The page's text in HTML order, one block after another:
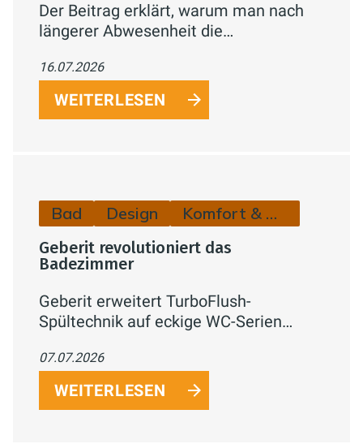
Der Beitrag erklärt, warum man nach
längerer Abwesenheit die
und wie man Legionellenrisiken einfach
reduziert.
16.07.2026
WEITERLESEN
Bad Design Komfort & Hygiene
Geberit revolutioniert das
Badezimmer
Geberit erweitert TurboFlush-
Spültechnik auf eckige WC-Serien
Spülung, spülrandlos und
reinigungsfreundlich
07.07.2026
WEITERLESEN